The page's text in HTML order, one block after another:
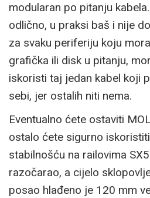
modularan po pitanju
odlično, u praksi baš i nije
za svaku periferiju koju
grafička ili disk u pitanju,
iskoristi taj jedan kabel koji
sebi, jer ostalih niti nema.
Eventualno ćete ostaviti
ostalo ćete sigurno
stabilnošću na railovima
razočarao, a cijelo
posao hlađeno je 120 mm